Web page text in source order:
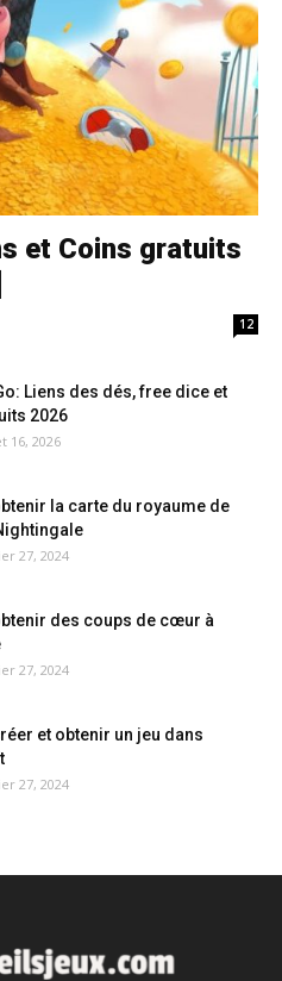
et Coins gratuits
12
Liens des dés, free dice et
2026
16, 2026
la carte du royaume de
27, 2024
des coups de cœur à
27, 2024
et obtenir un jeu dans
27, 2024